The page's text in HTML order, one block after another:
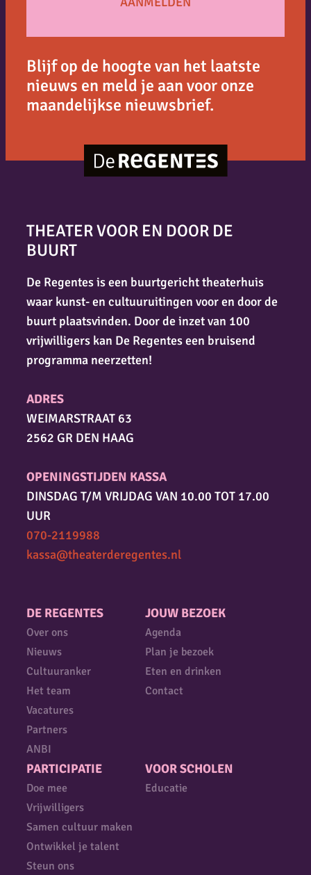
Blijf op de hoogte van het laatste
nieuws en meld je aan voor onze
maandelijkse nieuwsbrief.
DE REGENTES
Over ons
Nieuws
Cultuuranker
Het team
Vacatures
Partners
ANBI
JOUW BEZOEK
Agenda
Plan je bezoek
Eten en drinken
Contact
PARTICIPATIE
Doe mee
Vrijwilligers
Samen cultuur maken
Ontwikkel je talent
Steun ons
VOOR SCHOLEN
Educatie
THEATER VOOR EN DOOR DE
BUURT
De Regentes is een buurtgericht theaterhuis
waar kunst- en cultuuruitingen voor en door de
buurt plaatsvinden. Door de inzet van 100
vrijwilligers kan De Regentes een bruisend
programma neerzetten!
ADRES
WEIMARSTRAAT 63
2562 GR DEN HAAG
OPENINGSTIJDEN KASSA
DINSDAG T/M VRIJDAG VAN 10.00 TOT 17.00
UUR
070-2119988
kassa@theaterderegentes.nl